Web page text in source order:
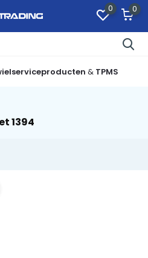
0 0
& TPMS
1394